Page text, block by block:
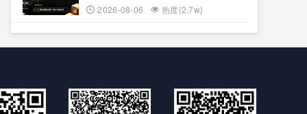
2026-08-06 热度{2.7w}